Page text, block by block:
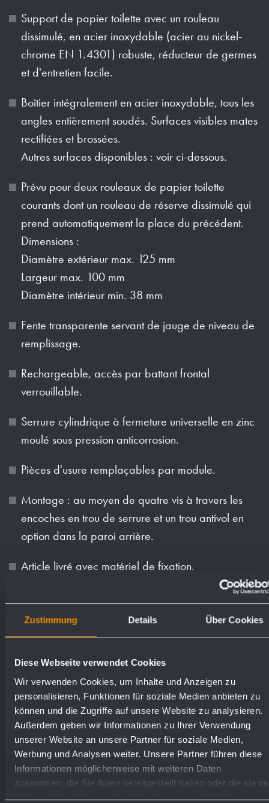
Zustimmung Details Über Cookies
Diese Webseite verwendet Cookies
Wir verwenden Cookies, um Inhalte und Anzeigen zu
personalisieren, Funktionen für soziale Medien anbieten zu
können und die Zugriffe auf unsere Website zu analysieren.
Außerdem geben wir Informationen zu Ihrer Verwendung
unserer Website an unsere Partner für soziale Medien,
Werbung und Analysen weiter. Unsere Partner führen diese
Informationen möglicherweise mit weiteren Daten
zusammen, die Sie ihnen bereitgestellt haben oder die sie im
Rahmen Ihrer Nutzung der Dienste gesammelt haben.
Support de papier toilette avec un rouleau
dissimulé, en acier inoxydable (acier au nickel-
chrome EN 1.4301) robuste, réducteur de germes
et d'entretien facile.
Boîtier intégralement en acier inoxydable, tous les
angles entièrement soudés. Surfaces visibles mates
rectifiées et brossées.
Autres surfaces disponibles : voir ci-dessous.
Prévu pour deux rouleaux de papier toilette
courants dont un rouleau de réserve dissimulé qui
prend automatiquement la place du précédent.
Dimensions :
Diamètre extérieur max. 125 mm
Largeur max. 100 mm
Diamètre intérieur min. 38 mm
Fente transparente servant de jauge de niveau de
remplissage.
Rechargeable, accès par battant frontal
verrouillable.
Serrure cylindrique à fermeture universelle en zinc
moulé sous pression anticorrosion.
Pièces d'usure remplaçables par module.
Montage : au moyen de quatre vis à travers les
encoches en trou de serrure et un trou antivol en
option dans la paroi arrière.
Article livré avec matériel de fixation.
Surfaces disponibles
commande
mat rectifié (standard) 727200
poli 733200
(coloré) plastifié 728203